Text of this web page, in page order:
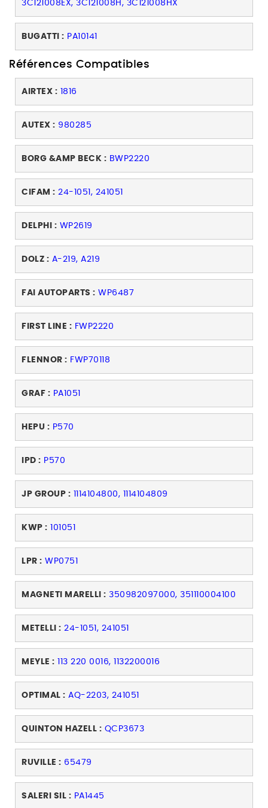
3C121008EX, 3C121008H, 3C121008HX
BUGATTI : PA10141
Références Compatibles
AIRTEX : 1816
AUTEX : 980285
BORG &AMP BECK : BWP2220
CIFAM : 24-1051, 241051
DELPHI : WP2619
DOLZ : A-219, A219
FAI AUTOPARTS : WP6487
FIRST LINE : FWP2220
FLENNOR : FWP70118
GRAF : PA1051
HEPU : P570
IPD : P570
JP GROUP : 1114104800, 1114104809
KWP : 101051
LPR : WP0751
MAGNETI MARELLI : 350982097000, 351110004100
METELLI : 24-1051, 241051
MEYLE : 113 220 0016, 1132200016
OPTIMAL : AQ-2203, 241051
QUINTON HAZELL : QCP3673
RUVILLE : 65479
SALERI SIL : PA1445